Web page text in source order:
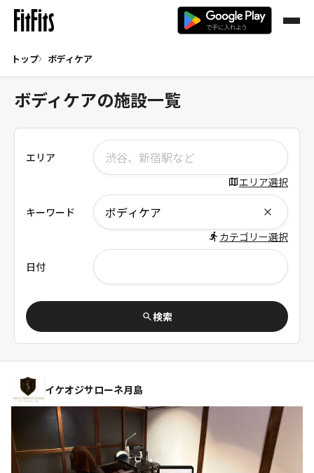
トップ ボディケア
ボディケアの施設一覧
エリア
エリア選択
キーワード
カテゴリー選択
日付
検索
イケオジサローネ月島